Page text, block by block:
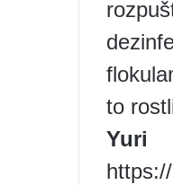
to
Yuri